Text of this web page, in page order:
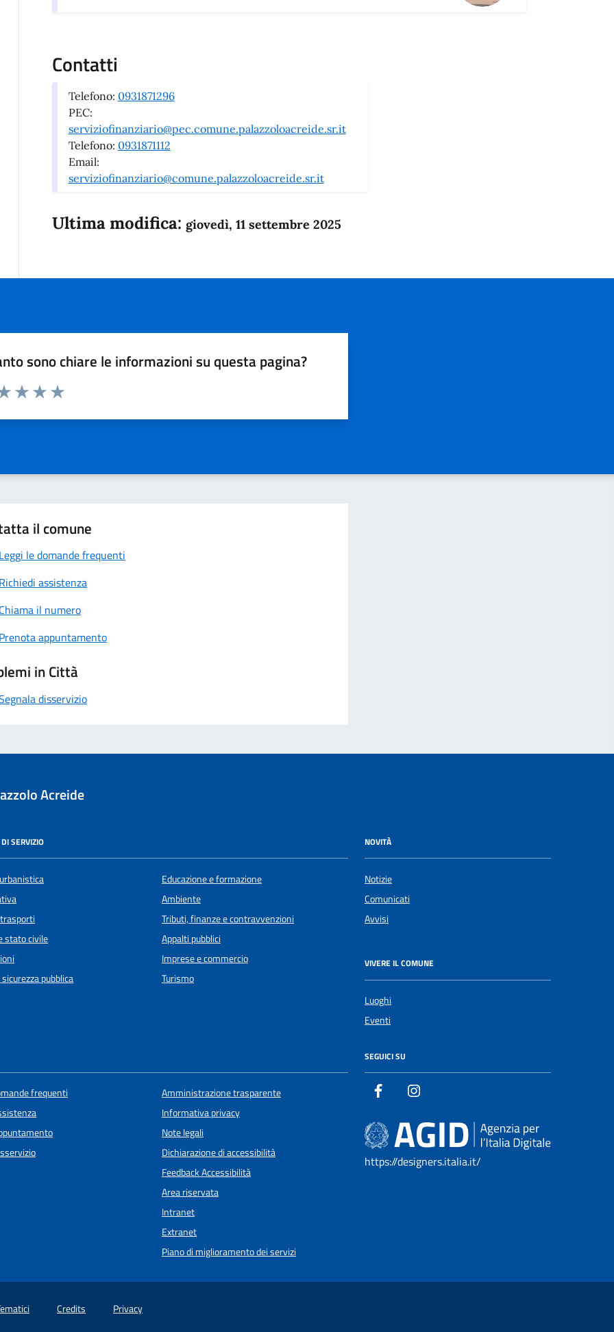
Contatti
Telefono: 0931871296
PEC:
serviziofinanziario@pec.comune.palazzoloacreide.sr.it
Telefono: 0931871112
Email:
serviziofinanziario@comune.palazzoloacreide.sr.it
Ultima modifica: giovedì, 11 settembre 2025
sono chiare le informazioni su questa pagina?
da 1 a 5 stelle la pagina
il comune
Leggi le domande frequenti
Richiedi assistenza
Chiama il numero
Prenota appuntamento
in Città
disservizio
Acreide
SERVIZIO
stato civile
pubblica
Educazione e formazione
Ambiente
Tributi, finanze e contravvenzioni
Appalti pubblici
Imprese e commercio
Turismo
NOVITÀ
Notizie
Comunicati
Avvisi
VIVERE IL COMUNE
Luoghi
Eventi
frequenti
Amministrazione trasparente
Informativa privacy
Note legali
Dichiarazione di accessibilità
Feedback Accessibilità
Area riservata
Intranet
Extranet
Piano di miglioramento dei servizi
SEGUICI SU
https://designers.italia.it/
Credits Privacy